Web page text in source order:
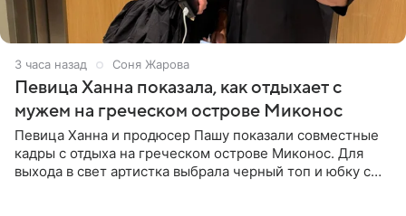
3 часа назад Соня Жарова
Певица Ханна показала, как отдыхает с
мужем на греческом острове Миконос
Певица Ханна и продюсер Пашу показали совместные
кадры с отдыха на греческом острове Миконос. Для
выхода в свет артистка выбрала черный топ и юбку с